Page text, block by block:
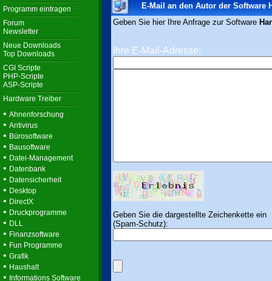
Programm eintragen
Forum
Newsletter
Neue Downloads
Top Downloads
CGI Scripte
PHP-Scripte
ASP-Scripte
Hardware Treiber
• Ahnenforschung
• Antivirus
• Bürosoftware
• Bausoftware
• Datei-Management
• Datenbank
• Datensicherheit
• Desktop
• DirectX
• Druckprogramme
• DLL
• Finanzsoftware
• Fun Programme
• Grafik
• Haushalt
• Informations Software
E-Mail an den Autor der Software
Geben Sie hier Ihre Anfrage zur Software
Ihre E-Mail-Adresse:
Geben Sie die dargestellte Zeichenkette ein
(Spam-Schutz):